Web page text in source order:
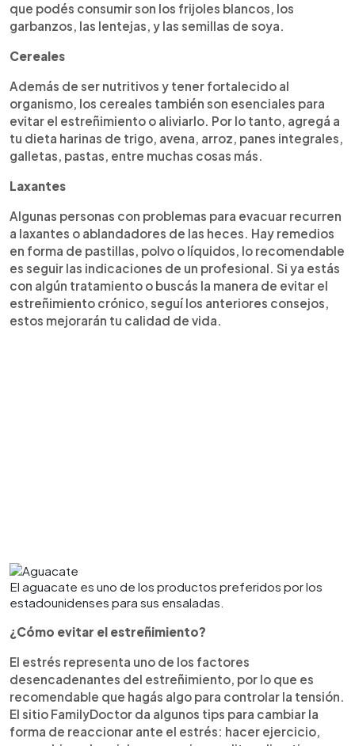
que podés consumir son los frijoles blancos, los
garbanzos, las lentejas, y las semillas de soya.
Cereales
Además de ser nutritivos y tener fortalecido al
organismo, los cereales también son esenciales para
evitar el estreñimiento o aliviarlo. Por lo tanto, agregá a
tu dieta harinas de trigo, avena, arroz, panes integrales,
galletas, pastas, entre muchas cosas más.
Laxantes
Algunas personas con problemas para evacuar recurren
a laxantes o ablandadores de las heces. Hay remedios
en forma de pastillas, polvo o líquidos, lo recomendable
es seguir las indicaciones de un profesional. Si ya estás
con algún tratamiento o buscás la manera de evitar el
estreñimiento crónico, seguí los anteriores consejos,
estos mejorarán tu calidad de vida.
El aguacate es uno de los productos preferidos por los
estadounidenses para sus ensaladas.
¿Cómo evitar el estreñimiento?
El estrés representa uno de los factores
desencadenantes del estreñimiento, por lo que es
recomendable que hagás algo para controlar la tensión.
El sitio FamilyDoctor da algunos tips para cambiar la
forma de reaccionar ante el estrés: hacer ejercicio,